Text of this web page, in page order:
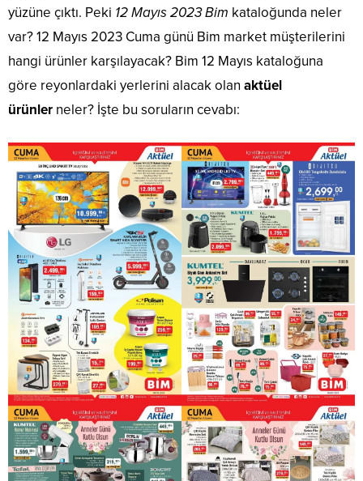
yüzüne çıktı. Peki 12 Mayıs 2023 Bim kataloğunda neler
var? 12 Mayıs 2023 Cuma günü Bim market müşterilerini
hangi ürünler karşılayacak? Bim 12 Mayıs kataloğuna
göre reyonlardaki yerlerini alacak olan aktüel
ürünler neler? İşte bu soruların cevabı: